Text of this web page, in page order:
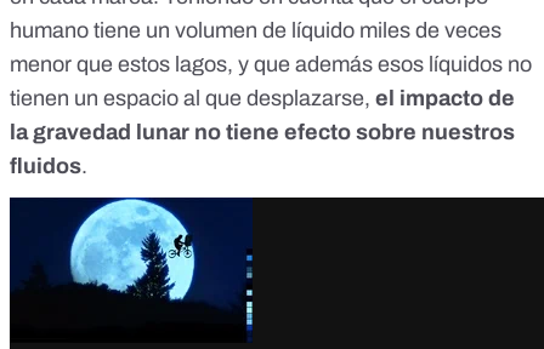
humano tiene un volumen de líquido miles de veces
menor que estos lagos, y que además esos líquidos no
tienen un espacio al que desplazarse, el impacto de
la gravedad lunar no tiene efecto sobre nuestros
fluidos.